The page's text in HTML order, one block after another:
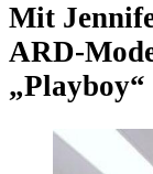
Mit
ARD-
„Playboy“